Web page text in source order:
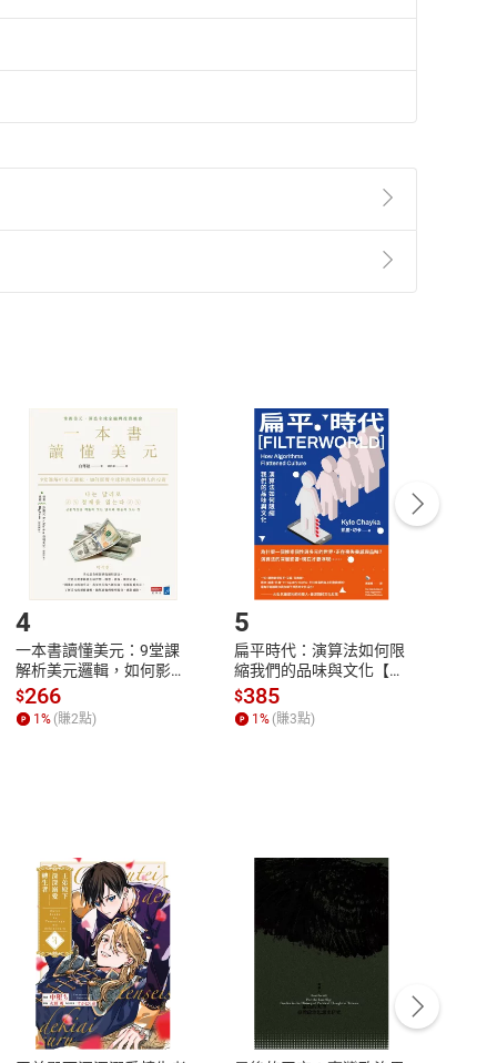
第2條第5款之規定，「非以有形媒介提供之數位
點選「瀏覽訂單明細」 「申請取消訂單/退
貨。
付款方式
Payment
完成訂單
Complete
號，下載書籍後看書
客服資訊
服務時間：週一到週五 10:00-12:00、
13:00-17:00 (國定假日及例假日休息)
4
一本書讀懂美元：9堂課
解析美元邏輯，如何影響
全球經濟和每個人的投資
【電子書】
$266
1% (賺2點)
5
扁平時代：演算法如何限
縮我們的品味與文化【電
子書】
$385
1% (賺3點)